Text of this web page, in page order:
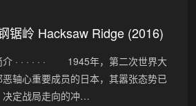
锯岭 Hacksaw Ridge (2016)
介 · · · · · · 1945年，第二次世界大
轴心重要成员的日本，其嚣张态势已
决定战局走向的冲…